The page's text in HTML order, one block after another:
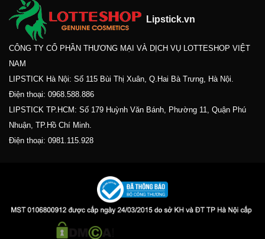
Lipstick.vn
CÔNG TY CỔ PHẦN THƯƠNG MẠI VÀ DỊCH VỤ LOTTESHOP VIỆT
NAM
LIPSTICK Hà Nội: Số 115 Bùi Thị Xuân, Q.Hai Bà Trưng, Hà Nội.
Điện thoại: 0968.588.886
LIPSTICK TP.HCM: Số 179 Huỳnh Văn Bánh, Phường 11, Quận Phú
Nhuận, TP.Hồ Chí Minh.
Điện thoại: 0981.115.928